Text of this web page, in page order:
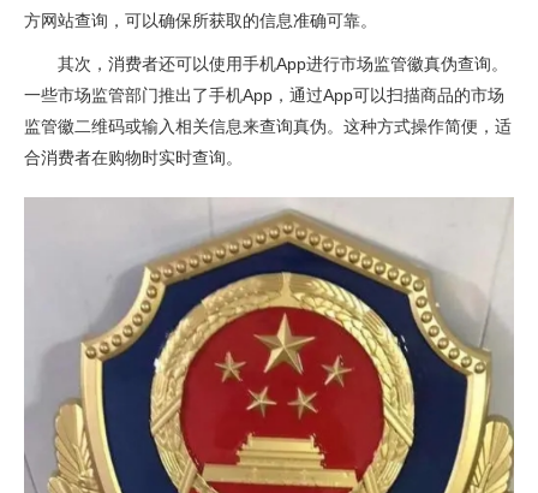
方网站查询，可以确保所获取的信息准确可靠。
其次，消费者还可以使用手机App进行市场监管徽真伪查询。
一些市场监管部门推出了手机App，通过App可以扫描商品的市场
监管徽二维码或输入相关信息来查询真伪。这种方式操作简便，适
合消费者在购物时实时查询。